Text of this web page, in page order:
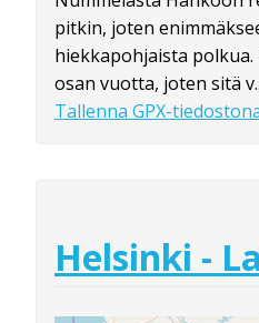
pitkin, joten
hiekkapohjaista
osan vuotta, joten sitä
Tallenna GPX-
Helsinki -